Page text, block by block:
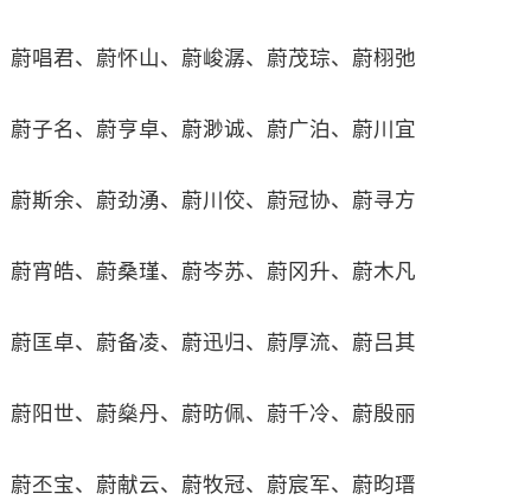
蔚唱君、蔚怀山、蔚峻潺、蔚茂琮、蔚栩弛
蔚子名、蔚亨卓、蔚渺诚、蔚广泊、蔚川宜
蔚斯余、蔚劲湧、蔚川佼、蔚冠协、蔚寻方
蔚宵皓、蔚桑瑾、蔚岑苏、蔚冈升、蔚木凡
蔚匡卓、蔚备凌、蔚迅归、蔚厚流、蔚吕其
蔚阳世、蔚燊丹、蔚昉佩、蔚千冷、蔚殷丽
蔚丕宝、蔚献云、蔚牧冠、蔚宸军、蔚昀瑨